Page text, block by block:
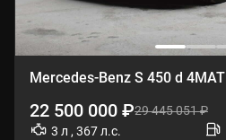
Mercedes-Benz S 450 d
22 500 000 ₽29 445 051 ₽
3 л , 367 л.с.